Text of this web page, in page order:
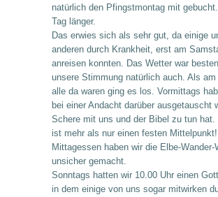
natürlich den Pfingstmontag mit
Tag länger.
Das erwies sich als sehr gut, da einige
anderen durch Krankheit, erst am
anreisen konnten. Das Wetter war
unsere Stimmung natürlich auch. Als
alle da waren ging es los. Vormittags
bei einer Andacht darüber ausgetauscht
Schere mit uns und der Bibel zu tun hat.
ist mehr als nur einen festen
Mittagessen haben wir die Elbe-Wander-
unsicher gemacht.
Sonntags hatten wir 10.00 Uhr einen
in dem einige von uns sogar mitwirken